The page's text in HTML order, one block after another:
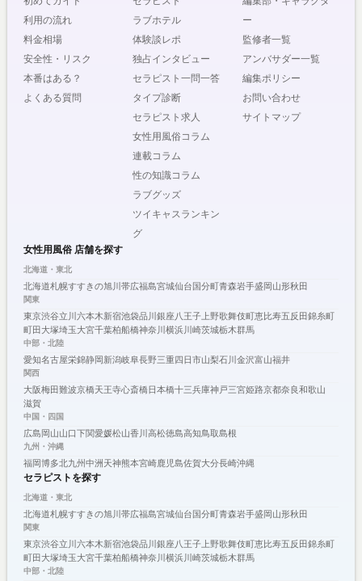
利用の流れ
料金相場
安全性・リスク
本番はある？
よくある質問
ラブホテル
体験談レポ
独占インタビュー
セラピスト一問一答
タイプ診断
セラピスト求人
女性用風俗コラム
連載コラム
性の知識コラム
ラブグッズ
ツイキャスランキン
グ
ー
監修者一覧
アンバサダー一覧
編集ポリシー
お問い合わせ
サイトマップ
女性用風俗 店舗を探す
北海道・東北
北海道札幌すすきの旭川 帯広福島宮城仙台 国分町青森岩手盛岡山形秋田
関東
東京渋谷立川 六本木新宿池袋品川 銀座八王子上野歌舞伎町恵比寿五反田錦糸町
町田大塚埼玉大宮千葉柏船橋神奈川 横浜川崎茨城栃木群馬
中部・北陸
愛知名古屋栄錦静岡新潟岐阜長野三重四日市山梨石川 金沢富山福井
関西
大阪梅田難波京橋天王寺心斎橋日本橋十三兵庫神戸三宮姫路京都奈良和歌山
滋賀
中国・四国
広島 岡山山口下関愛媛松山香川 高松徳島高知鳥取島根
九州・沖縄
福岡博多北九州中洲 天神熊本宮崎鹿児島佐賀大分長崎沖縄
セラピストを探す
北海道・東北
北海道札幌すすきの旭川 帯広福島宮城仙台 国分町青森岩手盛岡山形秋田
関東
東京渋谷立川 六本木新宿池袋品川 銀座八王子上野歌舞伎町恵比寿五反田錦糸町
町田大塚埼玉大宮千葉柏船橋神奈川 横浜川崎茨城栃木群馬
中部・北陸